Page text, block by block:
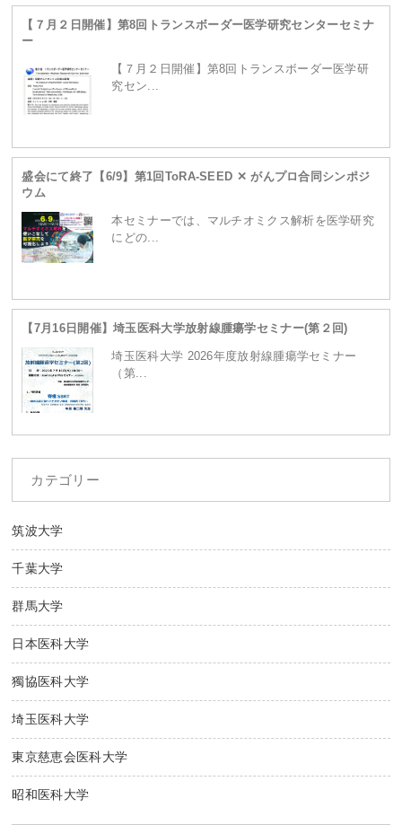
null in/home/ganpro/kanto-
content/themes/site/header.php on line230
【７月２日開催】第8回トランスボーダー医学研究センターセミナ
ー
【７月２日開催】第8回トランスボーダー医学研
究セン...
盛会にて終了【6/9】第1回ToRA-SEED ✕ がんプロ合同シンポジ
ウム
本セミナーでは、マルチオミクス解析を医学研究
にどの...
【7月16日開催】埼玉医科大学放射線腫瘍学セミナー(第２回)
埼玉医科大学 2026年度放射線腫瘍学セミナー
（第...
カテゴリー
筑波大学
千葉大学
群馬大学
日本医科大学
獨協医科大学
埼玉医科大学
東京慈恵会医科大学
昭和医科大学